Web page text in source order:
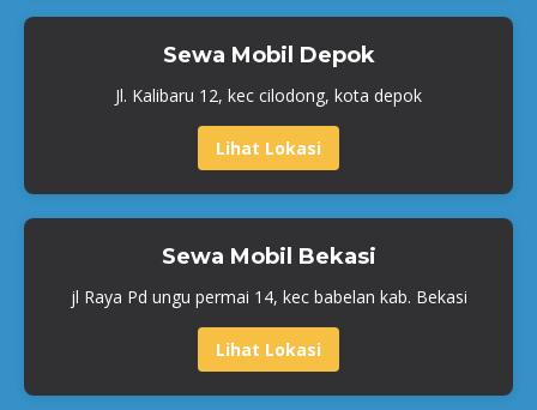
Sewa Mobil Depok
Jl. Kalibaru 12, kec cilodong, kota depok
Lihat Lokasi
Sewa Mobil Bekasi
jl Raya Pd ungu permai 14, kec babelan kab. Bekasi
Lihat Lokasi